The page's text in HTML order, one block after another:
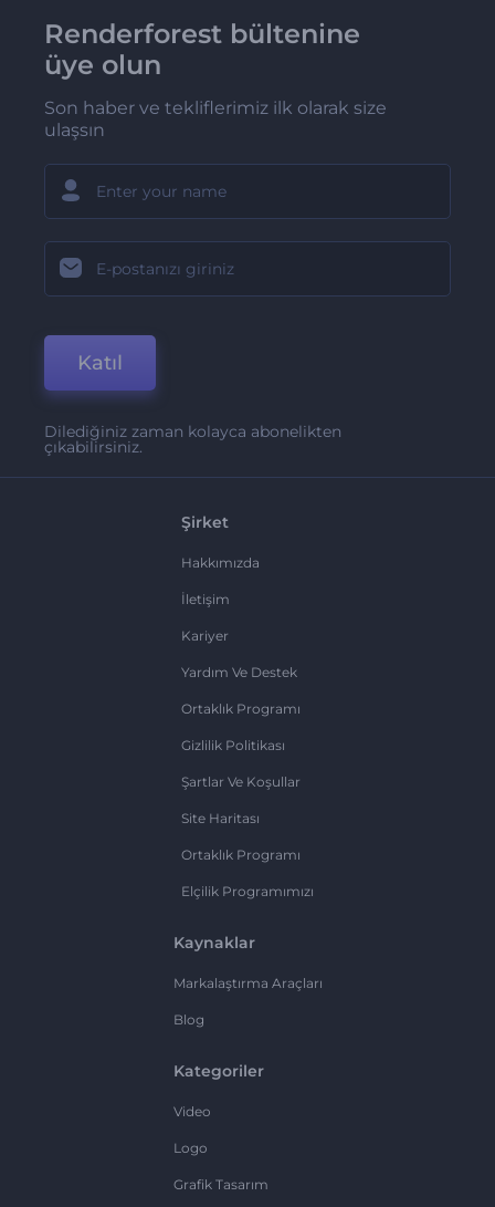
Renderforest bültenine
üye olun
Son haber ve tekliflerimiz ilk olarak size
ulaşsın
Katıl
Dilediğiniz zaman kolayca abonelikten
çıkabilirsiniz.
Şirket
Hakkımızda
İletişim
Kariyer
Yardım Ve Destek
Ortaklık Programı
Gizlilik Politikası
Şartlar Ve Koşullar
Site Haritası
Ortaklık Programı
Elçilik Programımızı
Kaynaklar
Markalaştırma Araçları
Blog
Kategoriler
Video
Logo
Grafik Tasarım